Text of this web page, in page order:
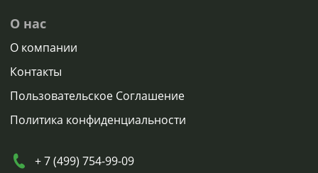
О нас
О компании
Контакты
Пользовательское Соглашение
Политика конфиденциальности
+ 7 (499) 754-99-09